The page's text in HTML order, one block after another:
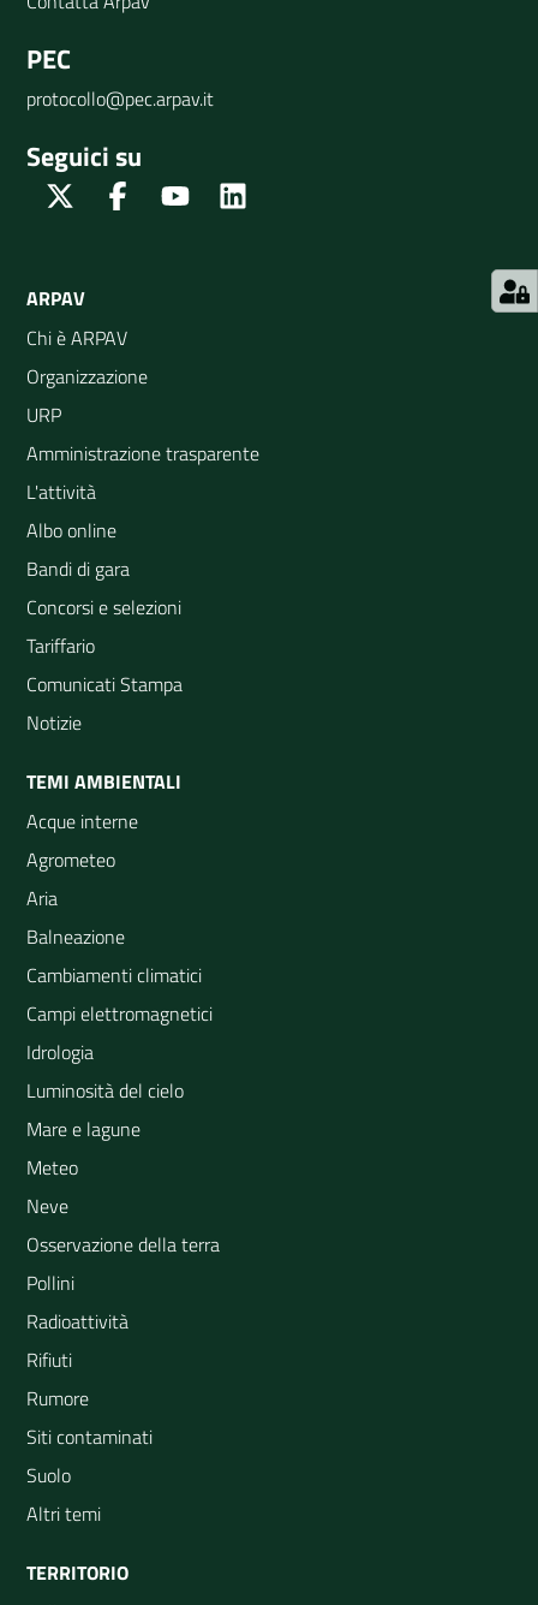
PEC
protocollo@pec.arpav.it
Seguici su
Twitter FacebookYoutube
ARPAV
Chi è ARPAV
Organizzazione
URP
Amministrazione trasparente
L'attività
Albo online
Bandi di gara
Concorsi e selezioni
Tariffario
Comunicati Stampa
Notizie
TEMI AMBIENTALI
Acque interne
Agrometeo
Aria
Balneazione
Cambiamenti climatici
Campi elettromagnetici
Idrologia
Luminosità del cielo
Mare e lagune
Meteo
Neve
Osservazione della terra
Pollini
Radioattività
Rifiuti
Rumore
Siti contaminati
Suolo
Altri temi
TERRITORIO